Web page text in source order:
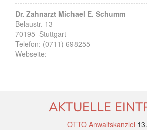
Dr. Zahnarzt Michael E. Schumm
Belaustr. 13
70195 Stuttgart
Telefon: (0711) 698255
Webseite:
AKTUELLE
OTTO Anwaltskanzlei